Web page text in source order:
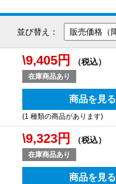
並び替え：
\9,405円 （税込）
在庫商品あり
商品を見る
(1 種類の商品があります)
\9,323円 （税込）
在庫商品あり
商品を見る